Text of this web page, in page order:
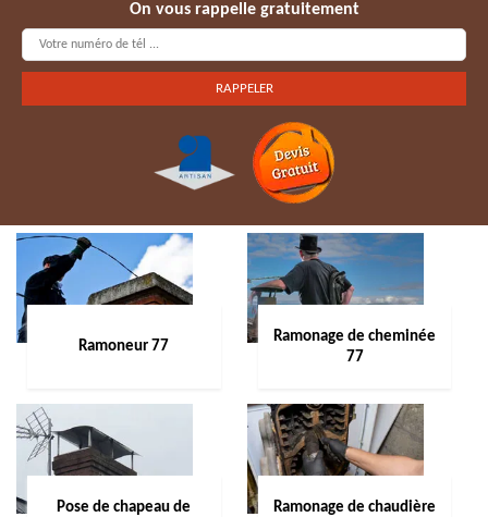
On vous rappelle gratuitement
Ramoneur 77
Ramonage de cheminée
77
Pose de chapeau de
Ramonage de chaudière